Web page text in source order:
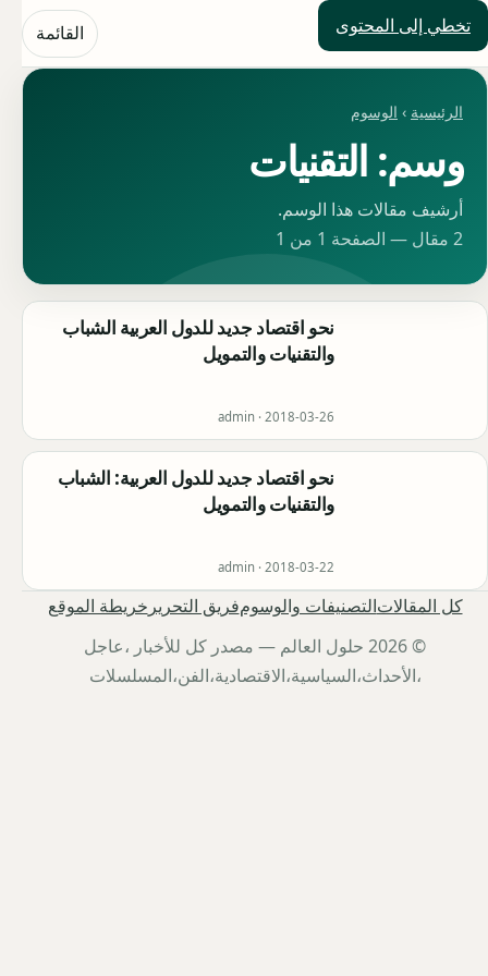
تخطي إلى المحتوى
حلول العالم القائمة
الرئيسية › الوسوم
وسم: التقنيات
أرشيف مقالات هذا الوسم.
2 مقال — الصفحة 1 من 1
نحو اقتصاد جديد للدول العربية الشباب
والتقنيات والتمويل
admin · 2018-03-26
نحو اقتصاد جديد للدول العربية: الشباب
والتقنيات والتمويل
admin · 2018-03-22
كل المقالاتالتصنيفات والوسومفريق التحرير خريطة الموقع
© 2026 حلول العالم — مصدر كل للأخبار ،عاجل
،الأحداث،السياسية،الاقتصادية،الفن،المسلسلات